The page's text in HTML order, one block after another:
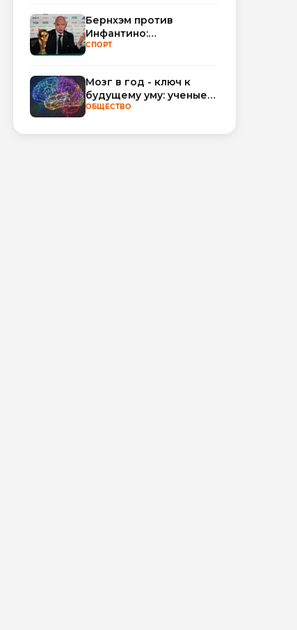
Бернхэм против
Инфантино:
политический кризис в
СПОРТ
Мозг в год - ключ к
будущему уму: ученые
научились
интеллект по МРТ
ОБЩЕСТВО